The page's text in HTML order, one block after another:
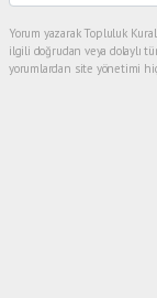
Yorum yazarak Topluluk
ilgili doğrudan veya dolaylı
yorumlardan site yönetimi